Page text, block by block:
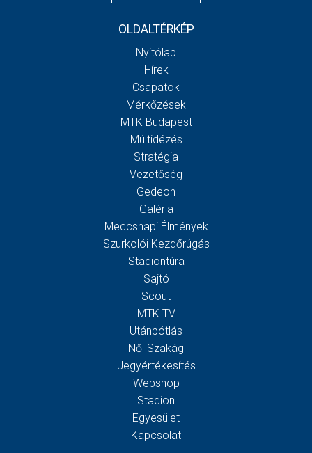
OLDALTÉRKÉP
Nyitólap
Hírek
Csapatok
Mérkőzések
MTK Budapest
Múltidézés
Stratégia
Vezetőség
Gedeon
Galéria
Meccsnapi Élmények
Szurkolói Kezdőrúgás
Stadiontúra
Sajtó
Scout
MTK TV
Utánpótlás
Női Szakág
Jegyértékesítés
Webshop
Stadion
Egyesület
Kapcsolat